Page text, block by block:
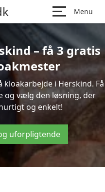
Menu
– få 3 gratis
i Herskind. Få
og vælg den løsning, der
og enkelt!
uforpligtende